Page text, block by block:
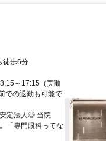
徒歩6分
～17:15（実働
での退勤も可能で
定法人◎ 当院
「専門眼科ってな